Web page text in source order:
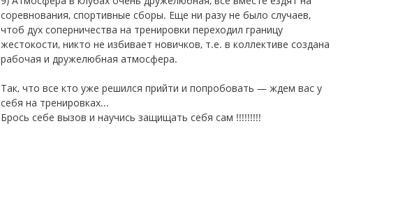
соревнования, спортивные сборы. Еще ни разу не было случаев,
чтоб дух соперничества на тренировки переходил границу
жестокости, никто не избивает новичков, т.е. в коллективе создана
рабочая и дружелюбная атмосфера.
Так, что все кто уже решился прийти и попробовать — ждем вас у
себя на тренировках...
Брось себе вызов и научись защищать себя сам !!!!!!!!!